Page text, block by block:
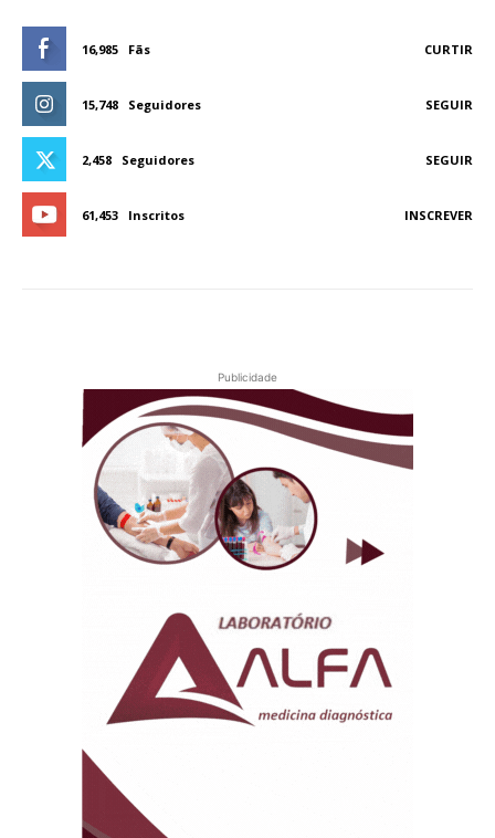
16,985 Fãs CURTIR
15,748 Seguidores SEGUIR
2,458 Seguidores SEGUIR
61,453 Inscritos INSCREVER
Publicidade